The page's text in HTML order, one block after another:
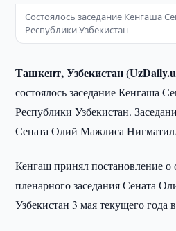
Состоялось заседание Кенгаша
Республики Узбекистан
Ташкент, Узбекистан
состоялось заседание Кенгаша
Республики Узбекистан.
Сената Олий Мажлиса
Кенгаш принял постановление о
пленарного заседания Сената
Узбекистан 3 мая текущего года